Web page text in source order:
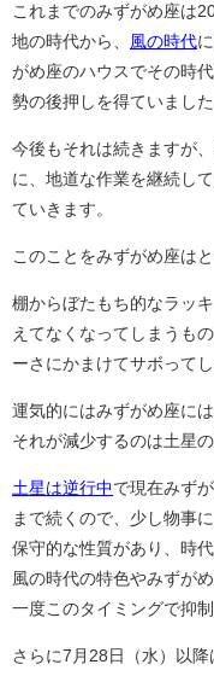
これまでのみずがめ座は
地の時代から、 風の時代
がめ座のハウスでその時
勢の後押しを得ていました
今後もそれは続きますが
に、地道な作業を継続し
ていきます。
このことをみずがめ座は
棚からぼたもち的なラッ
えてなくなってしまうも
ーさにかまけてサボって
運気的にはみずがめ座に
それが減少するのは土星
土星は逆行中で現在みず
まで続くので、少し物事
保守的な性質があり、時
風の時代の特色やみずが
一度このタイミングで抑
さらに7月28日（水）以